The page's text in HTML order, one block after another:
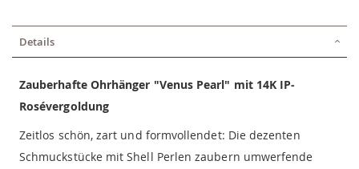
Details
Zauberhafte Ohrhänger "Venus Pearl" mit 14K IP-
Rosévergoldung
Zeitlos schön, zart und formvollendet: Die dezenten
Schmuckstücke mit Shell Perlen zaubern umwerfende